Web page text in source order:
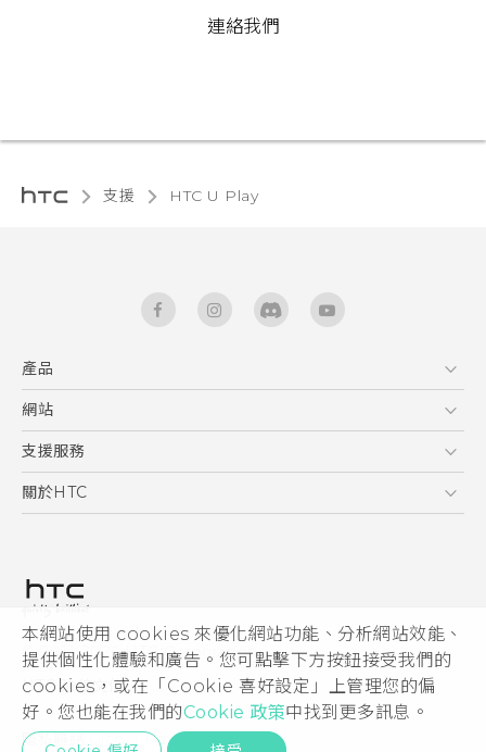
本網站使用 cookies 來優化網站功能、分析網站效能、
提供個性化體驗和廣告。您可點擊下方按鈕接受我們的
cookies，或在「Cookie 喜好設定」上管理您的偏
好。您也能在我們的Cookie 政策中找到更多訊息。
連絡我們
支援 HTC U Play‎
產品
5G
智能手機
區塊鍊手機
網站
HTC Dev
HTC Research
支援服務
服務中心
關於HTC
私隱政策
產品安全
加入HTC
Security and Privacy Whitepaper
© 2011-2026 HTC Corporation
HTC 法律文件
隱私聯絡:Global-Privacy@htc.com